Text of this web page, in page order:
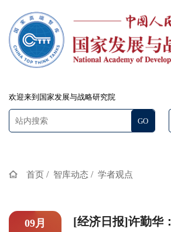
欢迎来到国家发展与战略研究院
首页 / 智库动态 / 学者观点
09月
[经济日报]许勤华